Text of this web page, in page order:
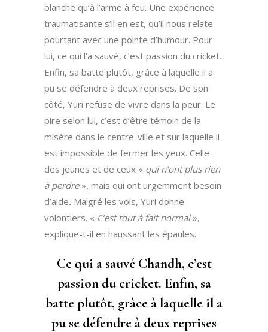
blanche qu’à l’arme à feu. Une expérience
traumatisante s’il en est, qu’il nous relate
pourtant avec une pointe d’humour. Pour
lui, ce qui l’a sauvé, c’est passion du cricket.
Enfin, sa batte plutôt, grâce à laquelle il a
pu se défendre à deux reprises. De son
côté, Yuri refuse de vivre dans la peur. Le
pire selon lui, c’est d’être témoin de la
misère dans le centre-ville et sur laquelle il
est impossible de fermer les yeux. Celle
des jeunes et de ceux « qui n’ont plus rien
à perdre», mais qui ont urgemment besoin
d’aide. Malgré les vols, Yuri donne
volontiers. « C’est tout à fait normal »,
explique-t-il en haussant les épaules.
Ce qui a sauvé Chandh, c’est
passion du cricket. Enfin, sa
batte plutôt, grâce à laquelle il a
pu se défendre à deux reprises